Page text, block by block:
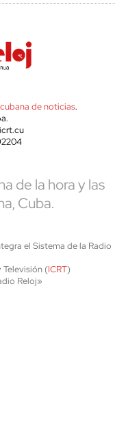
de noticias.
de la hora y las
Cuba.
el Sistema de la Radio
(ICRT)
Reloj»